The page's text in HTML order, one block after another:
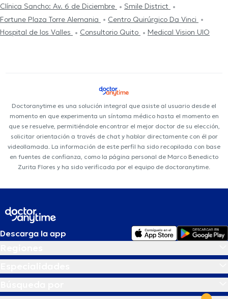
Clínica Sancho: Av. 6 de Diciembre
Smile District
Fortune Plaza Torre Alemania
Centro Quirúrgico Da Vinci
Hospital de los Valles
Consultorio Quito Medical Vision UIO
Doctoranytime es una solución integral que asiste al usuario desde el
momento en que experimenta un síntoma médico hasta el momento en
que se resuelve, permitiéndole encontrar el mejor doctor de su elección,
solicitar orientación a través de chat y hablar directamente con él por
videollamada. La información de este perfil ha sido recopilada con base
en fuentes de confianza, como la página personal de Marco Benedicto
Zurita Flores y ha sido verificada por el equipo de doctoranytime.
Descarga la app